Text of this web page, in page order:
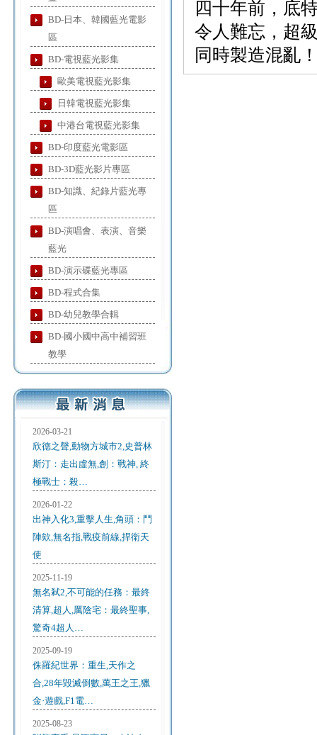
BD-日本、韓國藍光電影
區
BD-電視藍光影集
歐美電視藍光影集
日韓電視藍光影集
中港台電視藍光影集
BD-印度藍光電影區
BD-3D藍光影片專區
BD-知識、紀錄片藍光專
區
BD-演唱會、表演、音樂
藍光
BD-演示碟藍光專區
BD-程式合集
BD-幼兒教學合輯
BD-國小國中高中補習班
教學
2026-03-21
欣德之聲,動物方城市2,史普林
斯汀：走出虛無,創：戰神, 終
極戰士：殺…
2026-01-22
出神入化3,重擊人生,角頭：鬥
陣欸,無名指,戰疫前線,捍衛天
使
2025-11-19
無名弒2,不可能的任務：最終
清算,超人,厲陰宅：最終聖事,
驚奇4超人…
2025-09-19
侏羅紀世界：重生,天作之
合,28年毀滅倒數,萬王之王,獵
金·遊戲,F1電…
2025-08-23
四十年前，底
令人難忘，超
同時製造混亂